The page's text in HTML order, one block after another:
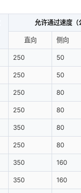
允许通过速度（
直向 侧向
250 50
250 50
250 80
250 80
350 80
250 80
350 160
350 160